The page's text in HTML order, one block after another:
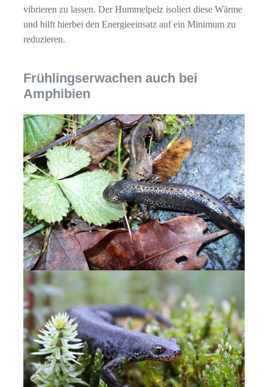
vibrieren zu lassen. Der Hummelpelz isoliert diese Wärme
und hilft hierbei den Energieeinsatz auf ein Minimum zu
reduzieren.
Frühlingserwachen auch bei
Amphibien